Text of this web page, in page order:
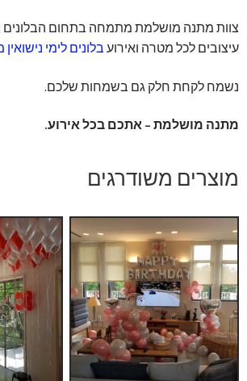
צוות מתנה מושלמת מתמחה בתחום הבלונים
עיצובים לכל מטרה ואירוע בלונים לימי
נשמח לקחת חלק גם בשמחות שלכם.
מתנה מושלמת – אתכם בכל אירוע.
מוצרים משודרגים